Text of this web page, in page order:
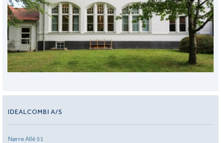
IDEALCOMBI A/S
Nørre Allé 51